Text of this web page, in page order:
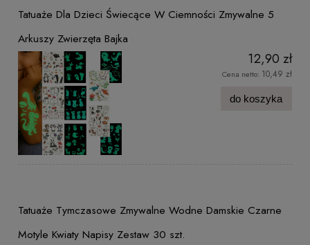
Tatuaże Dla Dzieci Świecące W Ciemności Zmywalne 5
Arkuszy Zwierzęta Bajka
12,90 zł
Cena netto: 10,49 zł
do koszyka
Tatuaże Tymczasowe Zmywalne Wodne Damskie Czarne
Motyle Kwiaty Napisy Zestaw 30 szt.